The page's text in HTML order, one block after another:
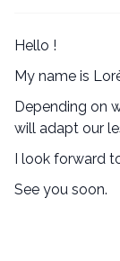
Hello !
My name is
Depending on
will adapt our
I look forward
See you soon.